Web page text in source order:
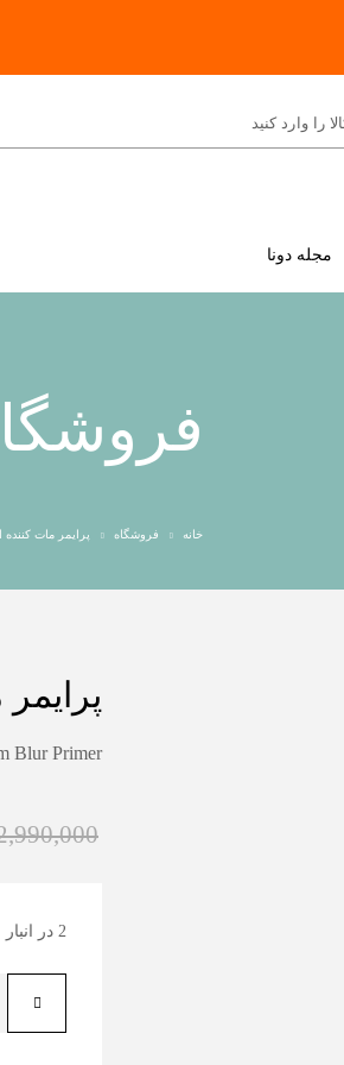
مجله دونا
خانه فروشگاه پرایمر مات کننده
Blur Primer
2 در انبار